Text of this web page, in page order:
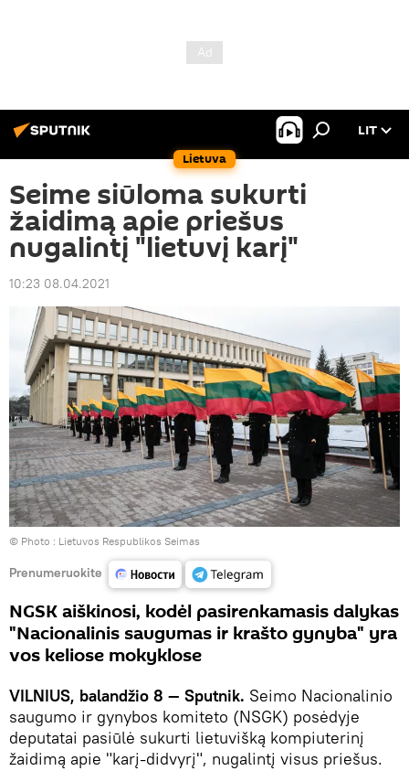
Lietuva
LIT
Seime siūloma sukurti
žaidimą apie priešus
nugalintį "lietuvį karį"
10:23 08.04.2021
© Photo : Lietuvos Respublikos Seimas
Prenumeruokite
NGSK aiškinosi, kodėl pasirenkamasis dalykas
"Nacionalinis saugumas ir krašto gynyba" yra
vos keliose mokyklose
VILNIUS, balandžio 8 — Sputnik. Seimo Nacionalinio
saugumo ir gynybos komiteto (NSGK) posėdyje
deputatai pasiūlė sukurti lietuvišką kompiuterinį
žaidimą apie "karį-didvyrį", nugalintį visus priešus.